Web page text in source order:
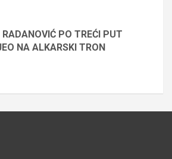
PO TREĆI PUT
NA ALKARSKI TRON